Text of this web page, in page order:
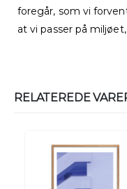
foregår, som vi
at vi passer på
RELATEREDE